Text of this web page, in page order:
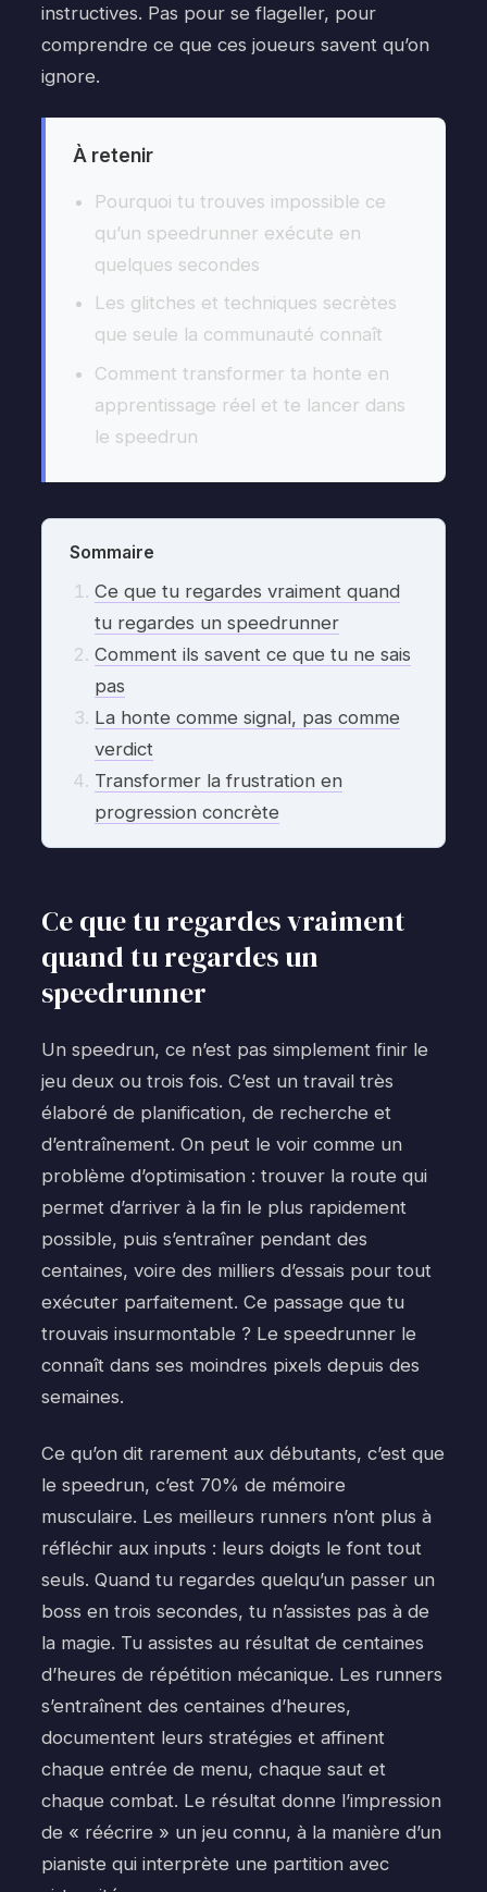
instructives. Pas pour se flageller, pour
comprendre ce que ces joueurs savent qu’on
ignore.
À retenir
Pourquoi tu trouves impossible ce
qu’un speedrunner exécute en
quelques secondes
Les glitches et techniques secrètes
que seule la communauté connaît
Comment transformer ta honte en
apprentissage réel et te lancer dans
le speedrun
Sommaire
Ce que tu regardes vraiment quand
tu regardes un speedrunner
Comment ils savent ce que tu ne sais
pas
La honte comme signal, pas comme
verdict
Transformer la frustration en
progression concrète
Ce que tu regardes vraiment
quand tu regardes un
speedrunner
Un speedrun, ce n’est pas simplement finir le
jeu deux ou trois fois. C’est un travail très
élaboré de planification, de recherche et
d’entraînement. On peut le voir comme un
problème d’optimisation : trouver la route qui
permet d’arriver à la fin le plus rapidement
possible, puis s’entraîner pendant des
centaines, voire des milliers d’essais pour tout
exécuter parfaitement. Ce passage que tu
trouvais insurmontable ? Le speedrunner le
connaît dans ses moindres pixels depuis des
semaines.
Ce qu’on dit rarement aux débutants, c’est que
le speedrun, c’est 70% de mémoire
musculaire. Les meilleurs runners n’ont plus à
réfléchir aux inputs : leurs doigts le font tout
seuls. Quand tu regardes quelqu’un passer un
boss en trois secondes, tu n’assistes pas à de
la magie. Tu assistes au résultat de centaines
d’heures de répétition mécanique. Les runners
s’entraînent des centaines d’heures,
documentent leurs stratégies et affinent
chaque entrée de menu, chaque saut et
chaque combat. Le résultat donne l’impression
de « réécrire » un jeu connu, à la manière d’un
pianiste qui interprète une partition avec